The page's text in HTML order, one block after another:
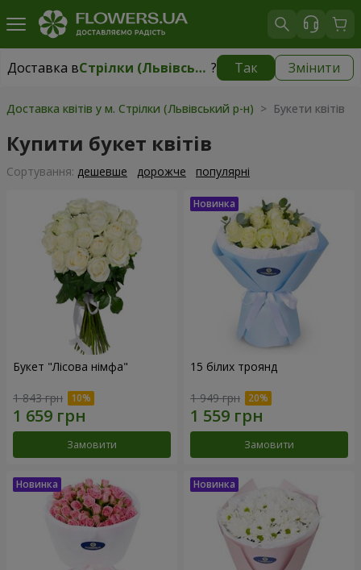
Доставка в Стрілки (Львівський р-н) ? Так Змінити
Доставка вСтрілки (Львівський р-н)|безкоштовно
Доставка квітів у м. Стрілки (Львівський р-н) > Букети квітів
Купити букет квітів
Сортування: дешевше дорожче популярні
Букет "Лісова німфа"
1 843 грн
Замовити
15 білих троянд
1 949 грн
Замовити